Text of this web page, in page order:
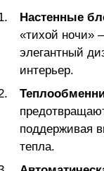
Настенные
«тихой ночи»
элегантный
интерьер.
поддерживая
тепла.